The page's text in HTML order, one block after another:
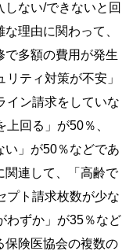
ない/できないと回
理由に関わって、
で多額の費用が発生
ティ対策が不安」
イン請求をしていな
回る」が50％、
い」が50％などであ
連して、「高齢で
プト請求枚数が少な
わずか」が35％など
保険医協会の複数の